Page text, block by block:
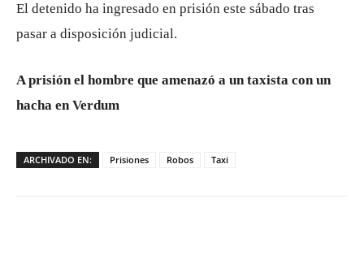
El detenido ha ingresado en prisión este sábado tras
pasar a disposición judicial.
A prisión el hombre que amenazó a un taxista con un
hacha en Verdum
ARCHIVADO EN: Prisiones Robos Taxi